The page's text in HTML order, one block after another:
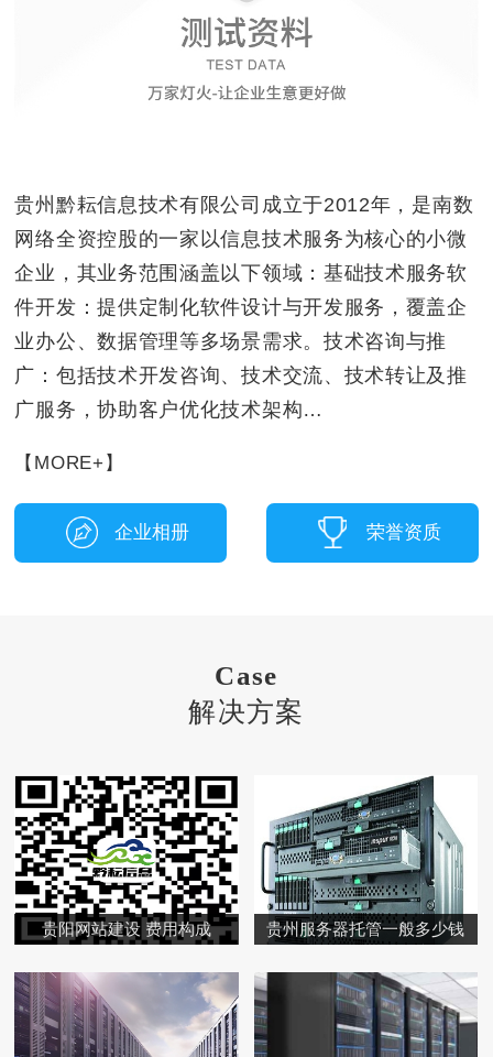
贵州黔耘信息技术有限公司成立于2012年，是南数
网络全资控股的一家以信息技术服务为核心的小微
企业，其业务范围涵盖以下领域：‌基础技术服务‌‌软
件开发‌：提供定制化软件设计与开发服务，覆盖企
业办公、数据管理等多场景需求。‌技术咨询与推
广‌：包括技术开发咨询、技术交流、技术转让及推
广服务，协助客户优化技术架构…
【MORE+】
企业相册 荣誉资质
Case
解决方案
贵阳网站建设 费用构成 贵州服务器托管一般多少钱